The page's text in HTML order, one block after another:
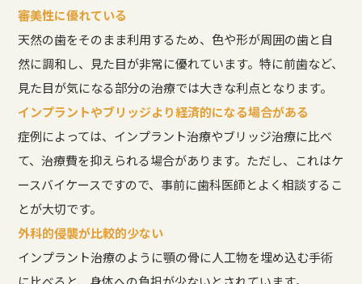
審美性に優れている
天然の歯をそのまま利用するため、色や形が周囲の歯と自
然に調和し、見た目が非常に優れています。特に前歯など、
見た目が気になる部分の治療では大きな利点となります。
インプラントやブリッジより経済的になる場合がある
症例によっては、インプラント治療やブリッジ治療に比べ
て、治療費を抑えられる場合があります。ただし、これはケ
ースバイケースですので、事前に歯科医師とよく相談するこ
とが大切です。
外科的侵襲が比較的少ない
インプラント治療のように顎の骨に人工物を埋め込む手術